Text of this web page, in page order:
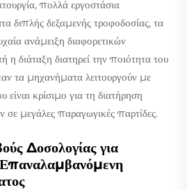
πολλά εργοστάσια
διπλής δεξαμενής τροφοδοσίας, τα
ανάμειξη διαφορετικών
διάταξη διατηρεί την ποιότητα του
τα μηχανήματα λειτουργούν με
κρίσιμο για τη διατήρηση
μεγάλες παραγωγικές παρτίδες.
Δοσολογίας για